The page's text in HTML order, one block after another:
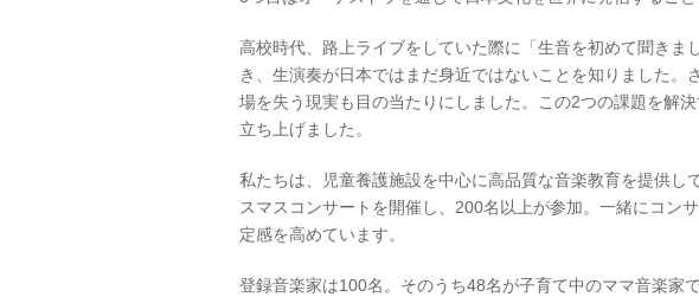
高校時代、路上ライブをしていた際に「生音を初めて聞きま
き、生演奏が日本ではまだ身近ではないことを知りました
場を失う現実も目の当たりにしました。この2つの課題を解
立ち上げました。
私たちは、児童養護施設を中心に高品質な音楽教育を提供し
スマスコンサートを開催し、200名以上が参加。一緒にコン
定感を高めています。
登録音楽家は100名。そのうち48名が子育て中のママ音楽家